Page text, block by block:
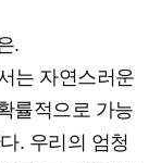
.
는 자연스러운
률적으로 가능
. 우리의 엄청